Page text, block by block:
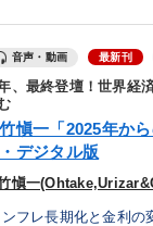
音声・動画 最新刊
、最終登壇！世界経
愼一「2025年か
デジタル版
愼一
フレ長期化と金利の